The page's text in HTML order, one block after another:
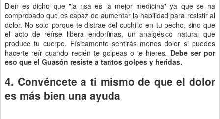
Bien es dicho que "la risa es la mejor medicina" ya que se ha
comprobado que es capaz de aumentar la habilidad para resistir al
dolor. No solo porque te distrae del cuchillo en tu pecho, sino que
el acto de reírse libera endorfinas, un analgésico natural que
produce tu cuerpo. Físicamente sentirás menos dolor si puedes
hacerte reír cuando recién te golpeas o te hieres. Debe ser por
eso que el Guasón resiste a tantos golpes y heridas.
4. Convéncete a ti mismo de que el dolor
es más bien una ayuda